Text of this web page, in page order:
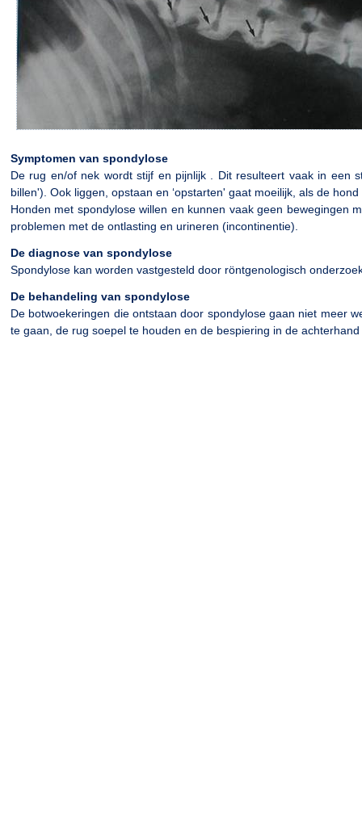
Symptomen van spondylose
De rug en/of nek wordt stijf en pijnlijk . Dit resulteert vaak in een
billen'). Ook liggen, opstaan en ‘opstarten' gaat moeilijk, als de
Honden met spondylose willen en kunnen vaak geen bewegingen
problemen met de ontlasting en urineren (incontinentie).
De diagnose van spondylose
Spondylose kan worden vastgesteld door röntgenologisch
De behandeling van spondylose
De botwoekeringen die ontstaan door spondylose gaan niet meer
te gaan, de rug soepel te houden en de bespiering in de